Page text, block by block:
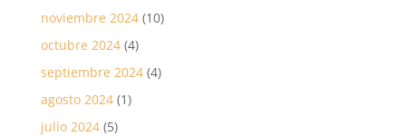
noviembre 2024(10)
octubre 2024(4)
septiembre 2024(4)
agosto 2024(1)
julio 2024(5)